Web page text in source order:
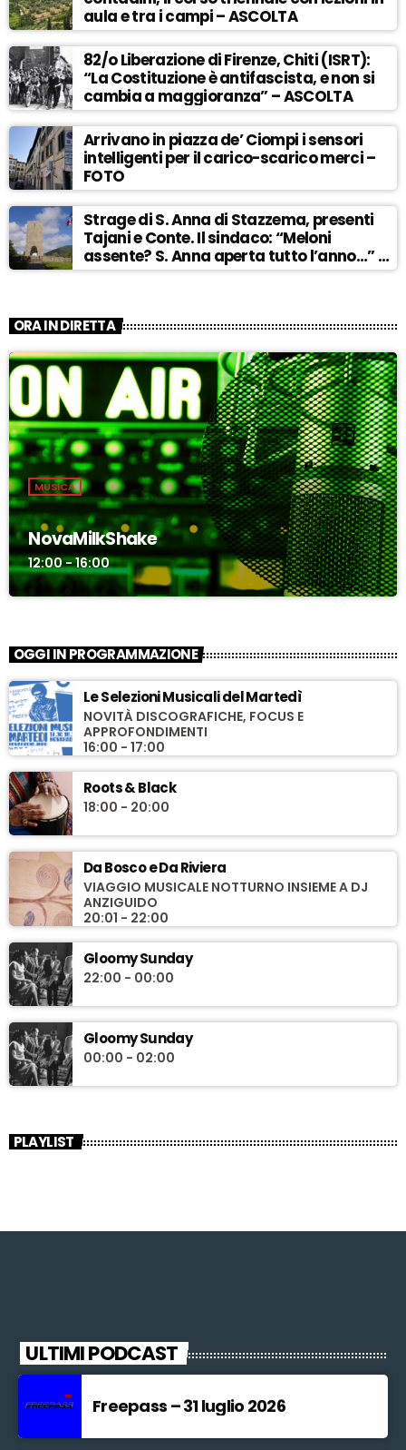
aula e tra i campi – ASCOLTA
82/o Liberazione di Firenze, Chiti (ISRT):
“La Costituzione è antifascista, e non si
cambia a maggioranza” – ASCOLTA
Arrivano in piazza de’ Ciompi i sensori
intelligenti per il carico-scarico merci –
FOTO
Strage di S. Anna di Stazzema, presenti
Tajani e Conte. Il sindaco: “Meloni
assente? S. Anna aperta tutto l’anno…” –
ASCOLTA
ORA IN DIRETTA
MUSICA
NovaMilkShake
12:00 - 16:00
OGGI IN PROGRAMMAZIONE
Le Selezioni Musicali del Martedì
NOVITÀ DISCOGRAFICHE, FOCUS E
APPROFONDIMENTI
16:00 - 17:00
Roots & Black
18:00 - 20:00
Da Bosco e Da Riviera
VIAGGIO MUSICALE NOTTURNO INSIEME A DJ
ANZIGUIDO
20:01 - 22:00
Gloomy Sunday
22:00 - 00:00
Gloomy Sunday
00:00 - 02:00
PLAYLIST
ULTIMI PODCAST
Freepass – 31 luglio 2026